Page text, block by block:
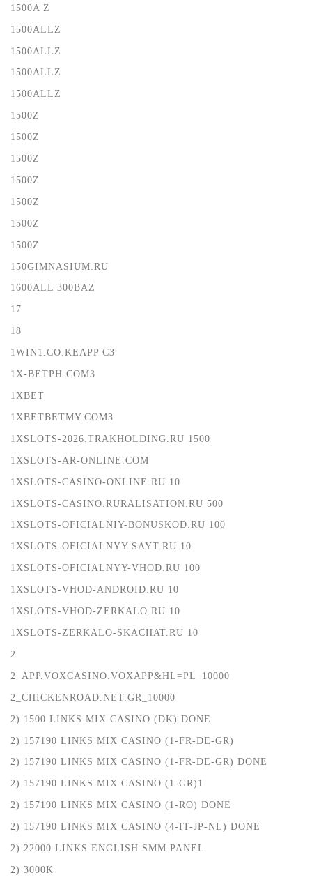
1500A Z
1500ALLZ
1500ALLZ
1500ALLZ
1500ALLZ
1500Z
1500Z
1500Z
1500Z
1500Z
1500Z
1500Z
150GIMNASIUM.RU
1600ALL 300BAZ
17
18
1WIN1.CO.KEAPP C3
1X-BETPH.COM3
1XBET
1XBETBETMY.COM3
1XSLOTS-2026.TRAKHOLDING.RU 1500
1XSLOTS-AR-ONLINE.COM
1XSLOTS-CASINO-ONLINE.RU 10
1XSLOTS-CASINO.RURALISATION.RU 500
1XSLOTS-OFICIALNIY-BONUSKOD.RU 100
1XSLOTS-OFICIALNYY-SAYT.RU 10
1XSLOTS-OFICIALNYY-VHOD.RU 100
1XSLOTS-VHOD-ANDROID.RU 10
1XSLOTS-VHOD-ZERKALO.RU 10
1XSLOTS-ZERKALO-SKACHAT.RU 10
2
2_APP.VOXCASINO.VOXAPP&HL=PL_10000
2_CHICKENROAD.NET.GR_10000
2) 1500 LINKS MIX CASINO (DK) DONE
2) 157190 LINKS MIX CASINO (1-FR-DE-GR)
2) 157190 LINKS MIX CASINO (1-FR-DE-GR) DONE
2) 157190 LINKS MIX CASINO (1-GR)1
2) 157190 LINKS MIX CASINO (1-RO) DONE
2) 157190 LINKS MIX CASINO (4-IT-JP-NL) DONE
2) 22000 LINKS ENGLISH SMM PANEL
2) 3000K